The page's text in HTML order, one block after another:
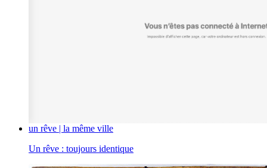
un rêve | la même ville
Un rêve : toujours identique